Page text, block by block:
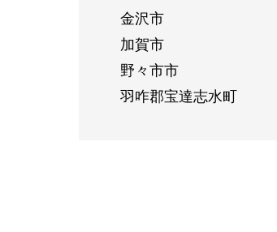
金沢市
加賀市
野々市市
羽咋郡宝達志水町